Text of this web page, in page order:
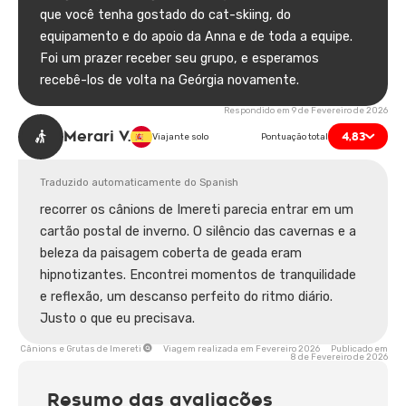
Recomendamos Georgia.to sem reservas.
que você tenha gostado do cat-skiing, do
equipamento e do apoio da Anna e de toda a equipe.
Foi um prazer receber seu grupo, e esperamos
recebê-los de volta na Geórgia novamente.
Respondido em 9 de Fevereiro de 2026
Merari V. Viajante solo Pontuação total 4,83
Traduzido automaticamente do Spanish
recorrer os cânions de Imereti parecia entrar em um
cartão postal de inverno. O silêncio das cavernas e a
beleza da paisagem coberta de geada eram
hipnotizantes. Encontrei momentos de tranquilidade
e reflexão, um descanso perfeito do ritmo diário.
Justo o que eu precisava.
Cânions e Grutas de Imereti
Viagem realizada em Fevereiro 2026 Publicado em
8 de Fevereiro de 2026
Resumo das avaliações